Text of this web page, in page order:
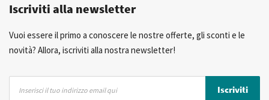
Consulenza Personalizzata
Iscriviti alla newsletter
Vuoi essere il primo a conoscere le nostre offerte, gli sconti e le
novità? Allora, iscriviti alla nostra newsletter!
Iscriviti